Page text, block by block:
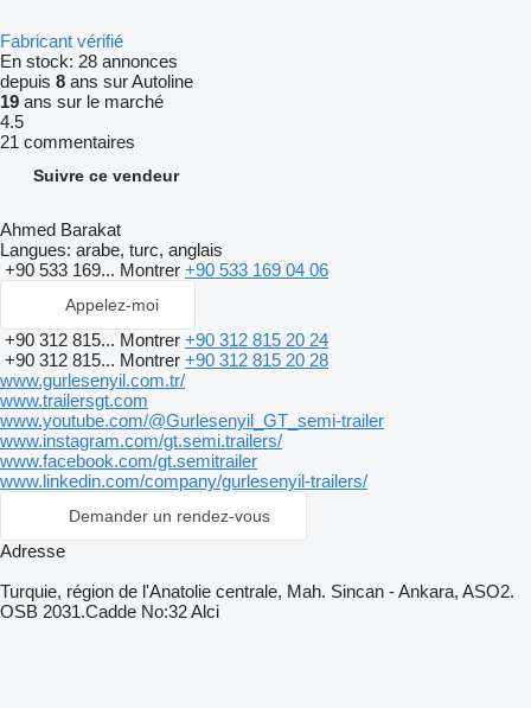
Fabricant vérifié
En stock: 28 annonces
depuis 8 ans sur Autoline
19 ans sur le marché
4.5
21 commentaires
Suivre ce vendeur
Ahmed Barakat
Langues: arabe, turc, anglais
+90 533 169... Montrer +90 533 169 04 06
Appelez-moi
+90 312 815... Montrer +90 312 815 20 24
+90 312 815... Montrer +90 312 815 20 28
www.gurlesenyil.com.tr/
www.trailersgt.com
www.youtube.com/@Gurlesenyil_GT_semi-trailer
www.instagram.com/gt.semi.trailers/
www.facebook.com/gt.semitrailer
www.linkedin.com/company/gurlesenyil-trailers/
Demander un rendez-vous
Adresse
Turquie, région de l'Anatolie centrale, Mah. Sincan - Ankara, ASO2.
OSB 2031.Cadde No:32 Alci